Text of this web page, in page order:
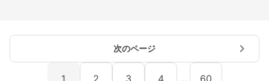
次のページ
1 2 3 4 … 60